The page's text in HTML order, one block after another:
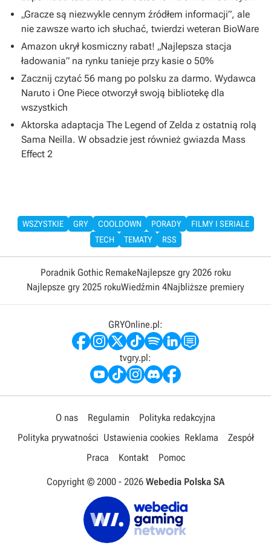
„Gracze są niezwykle cennym źródłem informacji”, ale
nie zawsze warto ich słuchać, twierdzi weteran BioWare
Amazon ukrył kosmiczny rabat! „Najlepsza stacja
ładowania” na rynku tanieje przy kasie o 50%
Zacznij czytać 56 mang po polsku za darmo. Wydawca
Naruto i One Piece otworzył swoją bibliotekę dla
wszystkich
Aktorska adaptacja The Legend of Zelda z ostatnią rolą
Sama Neilla. W obsadzie jest również gwiazda Mass
Effect 2
WSZYSTKIE GRY COOLDOWN PORADY
FILMY I SERIALE
TECH
TEMATY RSS
Poradnik Gothic RemakeNajlepsze gry 2026 roku
Najlepsze gry 2025 rokuWiedźmin 4Najbliższe premiery
GRYOnline.pl:
tvgry.pl:
O nas Regulamin
Polityka redakcyjna
Polityka prywatności Ustawienia cookies Reklama
Zespół
Praca
Kontakt Pomoc
Copyright © 2000 - 2026 Webedia Polska SA